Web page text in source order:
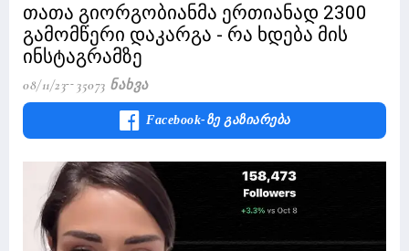
თათა გიორგობიანმა ერთიანად 2300
გამომწერი დაკარგა - რა ხდება მის
ინსტაგრამზე
08/11/23 35073 Ნახვა
Facebook-Ზე Გაზიარება